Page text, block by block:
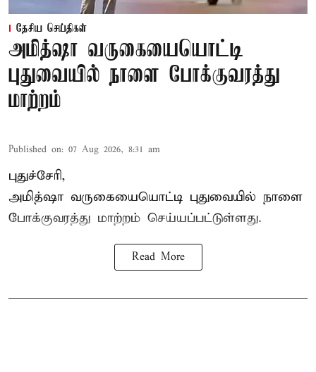
தேசிய செய்திகள்
அமித்ஷா வருகையையொட்டி
புதுவையில் நாளை போக்குவரத்து
மாற்றம்
Published on: 07 Aug 2026, 8:31 am
புதுச்சேரி,
அமித்ஷா வருகையையொட்டி புதுவையில் நாளை
போக்குவரத்து மாற்றம் செய்யப்பட்டுள்ளது.
Read More